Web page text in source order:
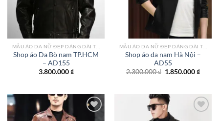
Shop áo Da Bò nam TP.HCM
– AD155
3.800.000₫
Shop áo da nam Hà Nội –
AD55
2.300.000₫ Giá
1.850.000₫Giá